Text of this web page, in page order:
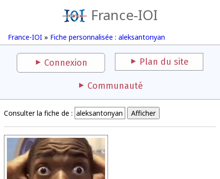
France-IOI
France-IOI » Fiche personnalisée : aleksantonyan
Connexion Plan du site
Communauté
Consulter la fiche de :